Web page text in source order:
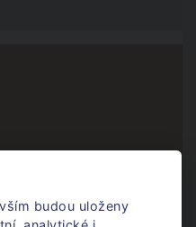
budou uloženy